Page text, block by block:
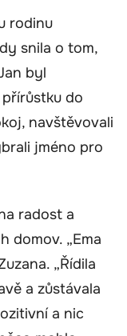
rodinu
snila o tom,
byl
do
navštěvovali
jméno pro
radost a
domov. „Ema
„Řídila
a zůstávala
a nic